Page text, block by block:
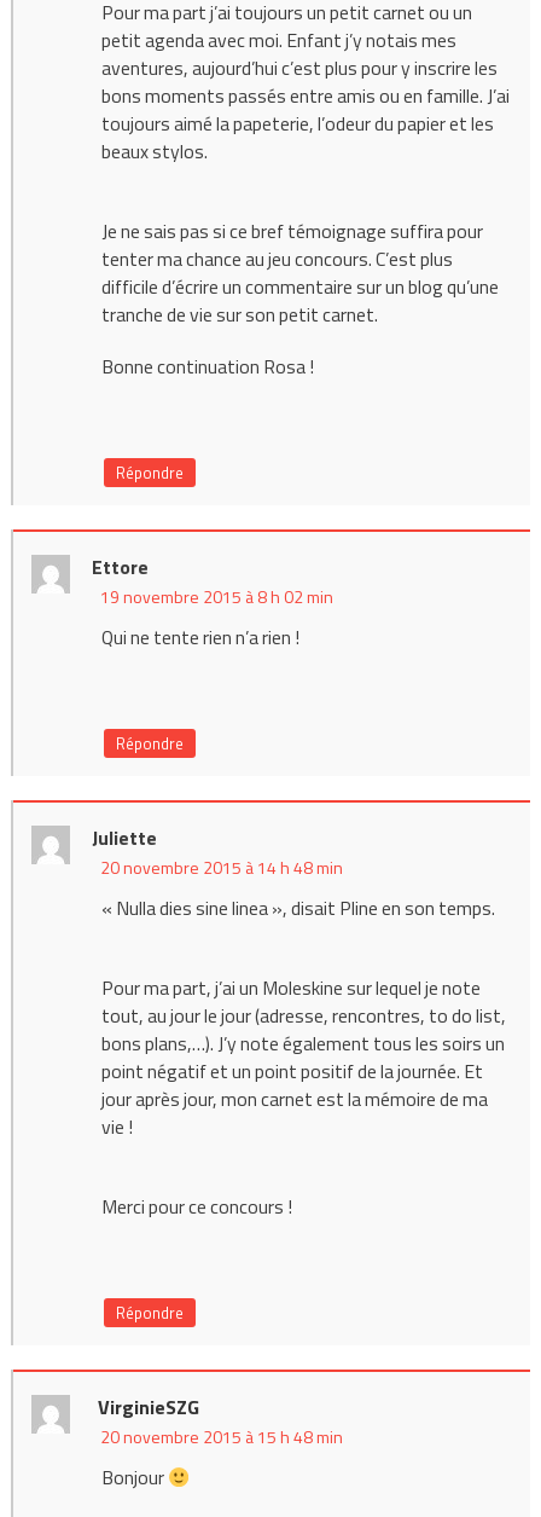
Pour ma part j’ai toujours un petit carnet ou un
petit agenda avec moi. Enfant j’y notais mes
aventures, aujourd’hui c’est plus pour y inscrire les
bons moments passés entre amis ou en famille. J’ai
toujours aimé la papeterie, l’odeur du papier et les
beaux stylos.
Je ne sais pas si ce bref témoignage suffira pour
tenter ma chance au jeu concours. C’est plus
difficile d’écrire un commentaire sur un blog qu’une
tranche de vie sur son petit carnet.
Bonne continuation Rosa !
Répondre
Ettore
19 novembre 2015 à 8 h 02 min
Qui ne tente rien n’a rien !
Répondre
Juliette
20 novembre 2015 à 14 h 48 min
« Nulla dies sine linea », disait Pline en son temps.
Pour ma part, j’ai un Moleskine sur lequel je note
tout, au jour le jour (adresse, rencontres, to do list,
bons plans,…). J’y note également tous les soirs un
point négatif et un point positif de la journée. Et
jour après jour, mon carnet est la mémoire de ma
vie !
Merci pour ce concours !
Répondre
VirginieSZG
20 novembre 2015 à 15 h 48 min
Bonjour